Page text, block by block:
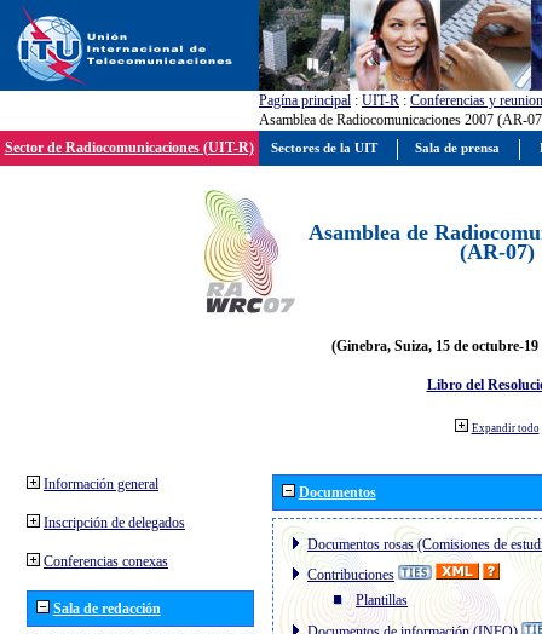
Pagína principal : UIT-R : Conferencias y
Asamblea de Radiocomunicaciones 2007 (AR-
Sector de Radiocomunicaciones (UIT-R)
Asamblea de
(AR-07)
(Ginebra, Suiza, 15 de octubre-19
Libro del
Expandir todo
Información general
Inscripción de delegados
Conferencias conexas
Sala de redacción
Documentos
Documentos rosas (Comisiones de
Contribuciones
Plantillas
Sectores de la UIT Sala de prensa